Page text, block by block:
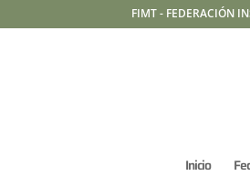
FIMT - FEDERACIÓN
Inicio